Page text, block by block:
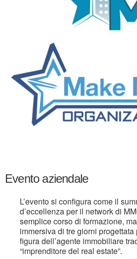
Evento aziendale
L’evento si configura come il
d’eccellenza per il network di
semplice corso di formazione,
immersiva di tre giorni
figura dell’agente immobiliare
“imprenditore del real estate”.